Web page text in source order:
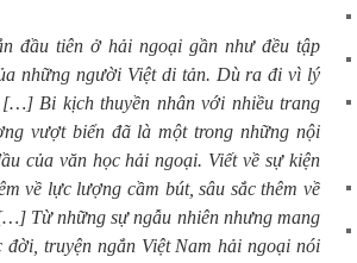
đầu tiên ở hải ngoại gần như đều tập
những người Việt di tản. Dù ra đi vì lý
Bi kịch thuyền nhân với nhiều trang
vượt biển đã là một trong những nội
của văn học hải ngoại. Viết về sự kiện
về lực lượng cầm bút, sâu sắc thêm về
Từ những sự ngẫu nhiên nhưng mang
truyện ngắn Việt Nam hải ngoại nói